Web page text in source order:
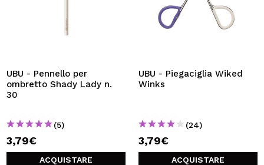
UBU - Pennello per
ombretto Shady Lady n.
30
(5)
3,79€
ACQUISTARE
UBU - Piegaciglia Wiked
Winks
(24)
3,79€
ACQUISTARE